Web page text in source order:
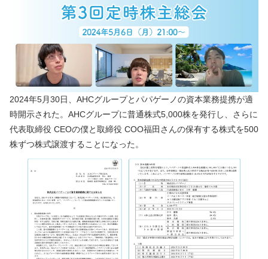
2024年5月30日、AHCグループとパパゲーノの資本業務提携が適
時開示された。AHCグループに普通株式5,000株を発行し、さらに
代表取締役 CEOの僕と取締役 COO福田さんの保有する株式を500
株ずつ株式譲渡することになった。